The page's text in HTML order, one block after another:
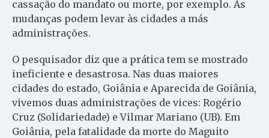
cassação do mandato ou morte, por exemplo. As
mudanças podem levar às cidades a más
administrações.
O pesquisador diz que a prática tem se mostrado
ineficiente e desastrosa. Nas duas maiores
cidades do estado, Goiânia e Aparecida de Goiânia,
vivemos duas administrações de vices: Rogério
Cruz (Solidariedade) e Vilmar Mariano (UB). Em
Goiânia, pela fatalidade da morte do Maguito